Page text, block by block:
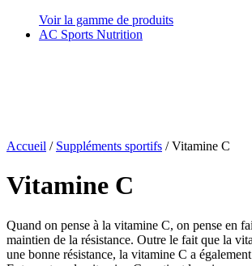
Voir la gamme de produits
AC Sports Nutrition
Accueil / Suppléments sportifs / Vitamine C
Vitamine C
Quand on pense à la vitamine C, on pense en
maintien de la résistance. Outre le fait que la
une bonne résistance, la vitamine C a